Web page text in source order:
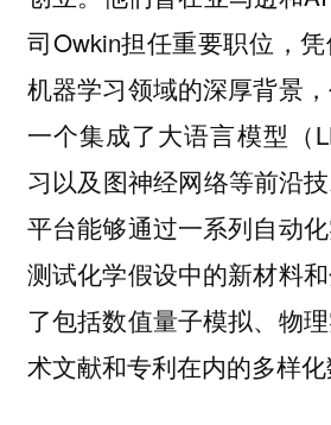
司Owkin担任重要职位，
机器学习领域的深厚背景
一个集成了大语言模型（
习以及图神经网络等前沿
平台能够通过一系列自动
测试化学假设中的新材料
了包括数值量子模拟、物
术文献和专利在内的多样化